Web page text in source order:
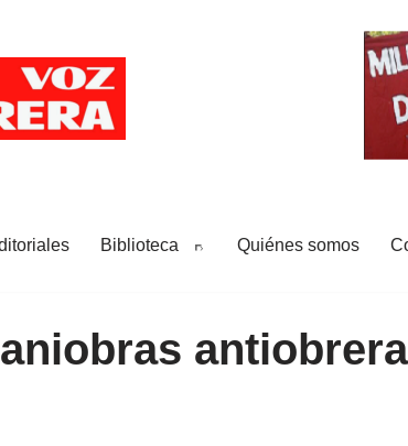
Biblioteca Quiénes somos